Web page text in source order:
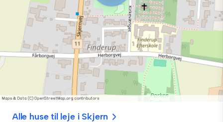
Alle huse til leje i Skjern